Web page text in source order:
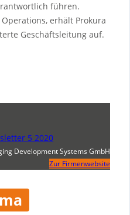
führen.
erhält Prokura
Geschäftsleitung auf.
5 2020
Development Systems GmbH
Zur Firmenwebsite